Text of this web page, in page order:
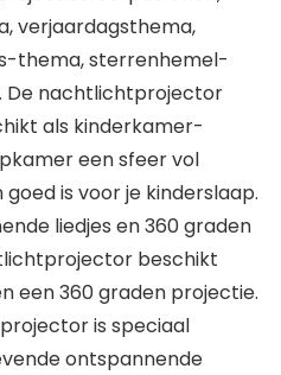
verjaardagsthema,
thema, sterrenhemel-
nachtlichtprojector
als kinderkamer-
een sfeer vol
is voor je kinderslaap.
liedjes en 360 graden
beschikt
een 360 graden projectie.
is speciaal
ontspannende